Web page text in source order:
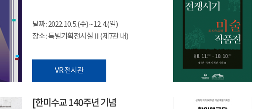
날짜 : 2022. 10. 5.(수) ~ 12. 4.(일)
장소 : 특별기획전시실Ⅱ(제7관 내)
VR 전시관
[한미수교 140주년 기념